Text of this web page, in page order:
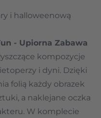
i halloweenową
- Upiorna Zabawa
kompozycje
i dyni. Dzięki
folią każdy obrazek
a naklejane oczka
W komplecie